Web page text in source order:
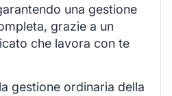
una gestione
grazie a un
che lavora con te
gestione ordinaria della